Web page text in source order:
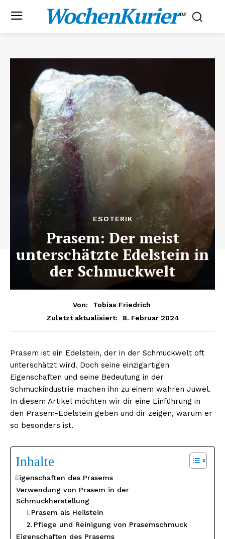
WochenKurier.DE
ESOTERIK
Prasem: Der meist
unterschätzte Edelstein in
der Schmuckwelt
Von:
Tobias Friedrich
Zuletzt aktualisiert:
8. Februar 2024
Prasem ist ein Edelstein, der in der Schmuckwelt oft
unterschätzt wird. Doch seine einzigartigen
Eigenschaften und seine Bedeutung in der
Schmuckindustrie machen ihn zu einem wahren Juwel.
In diesem Artikel möchten wir dir eine Einführung in
den Prasem-Edelstein geben und dir zeigen, warum er
so besonders ist.
Inhalte
Eigenschaften des Prasems
Verwendung von Prasem in der
Schmuckherstellung
Prasem als Heilstein
Pflege und Reinigung von Prasemschmuck
Eigenschaften des Prasems